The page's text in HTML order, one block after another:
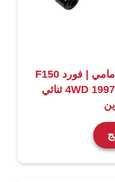
1062672 ممتص صدمات أمامي | فورد F150
F250 إكسبيديشن 4WD 1997-2004 ثنائي